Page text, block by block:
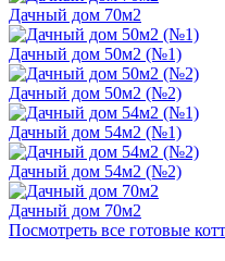
Дачный дом 70м2
Дачный дом 50м2 (№1)
Дачный дом 50м2 (№2)
Дачный дом 54м2 (№1)
Дачный дом 54м2 (№2)
Дачный дом 70м2
Посмотреть все готовые